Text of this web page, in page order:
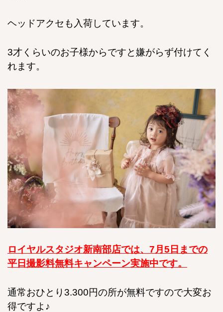
ヘッドアクセも入荷しています。
3才くらいのお子様からですと嫌がらず付けてく
れます。
ロイヤルスタジオ新南部店では、7月5日までの
平日撮影料無料キャンペーン実施中です。
通常おひとり3.300円の所が無料ですので大変お
得ですよ♪